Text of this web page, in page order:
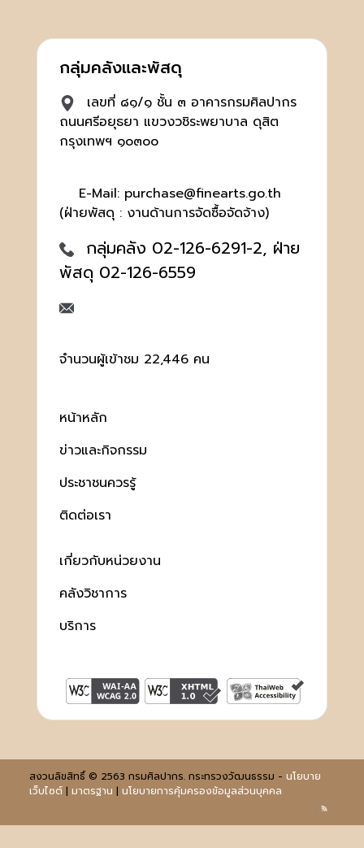
กลุ่มคลังและพัสดุ
เลขที่ ๘๑/๑ ชั้น ๓ อาคารกรมศิลปากร
ถนนศรีอยุธยา แขวงวชิระพยาบาล ดุสิต
กรุงเทพฯ ๑๐๓๐๐
E-Mail: purchase@finearts.go.th
(ฝ่ายพัสดุ : งานด้านการจัดซื้อจัดจ้าง)
กลุ่มคลัง 02-126-6291-2, ฝ่าย
พัสดุ 02-126-6559
จำนวนผู้เข้าชม 22,446 คน
หน้าหลัก
ข่าวและกิจกรรม
ประชาชนควรรู้
ติดต่อเรา
เกี่ยวกับหน่วยงาน
คลังวิชาการ
บริการ
สงวนลิขสิทธิ์ © 2563 กรมศิลปากร. กระทรวงวัฒนธรรม - นโยบาย
เว็บไซต์| มาตรฐาน | นโยบายการคุ้มครองข้อมูลส่วนบุคคล